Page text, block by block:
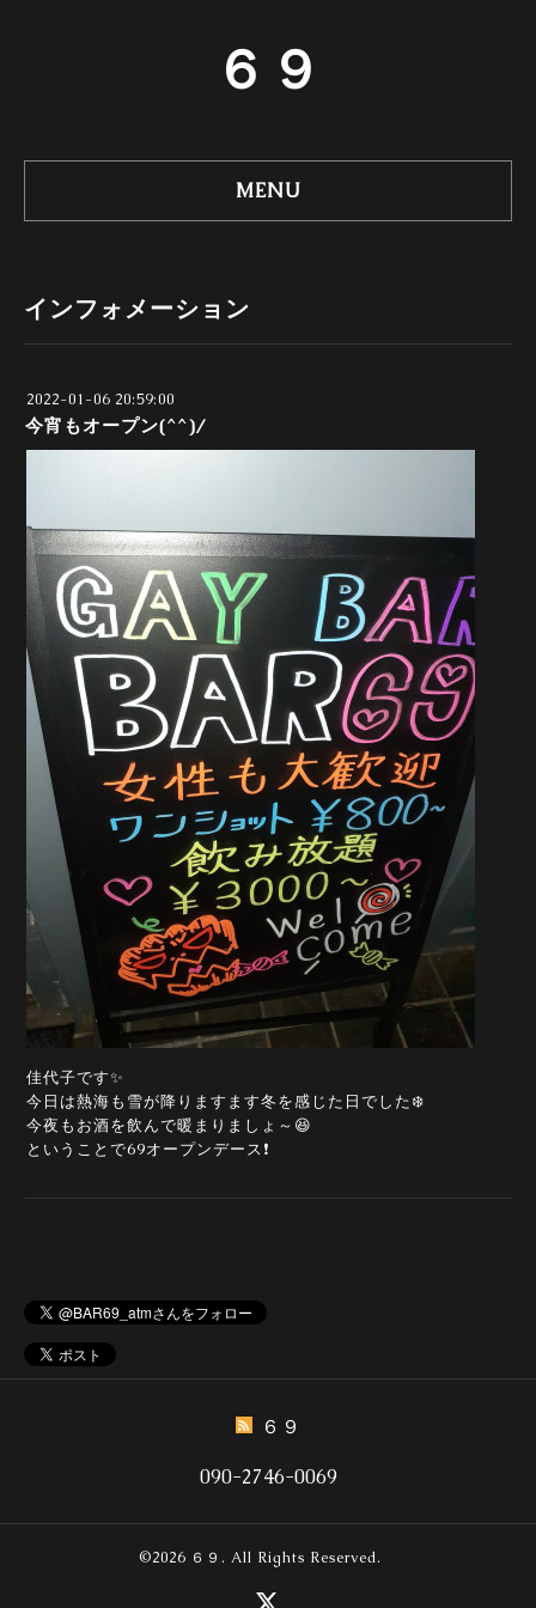
６９
MENU
インフォメーション
2022-01-06 20:59:00
今宵もオープン(^^)/
佳代子です✨
今日は熱海も雪が降りますます冬を感じた日でした❄️
今夜もお酒を飲んで暖まりましょ～😆
ということで69オープンデース❗
６９
090-2746-0069
©2026 ６９ . All Rights Reserved.